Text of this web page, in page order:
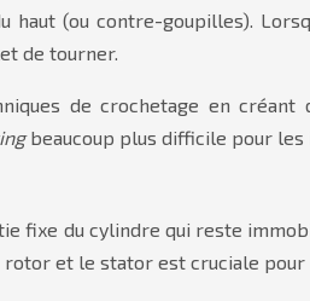
(ou contre-goupilles).
de tourner.
de crochetage en créant
beaucoup plus difficile pour
fixe du cylindre qui reste
rotor et le stator est cruciale